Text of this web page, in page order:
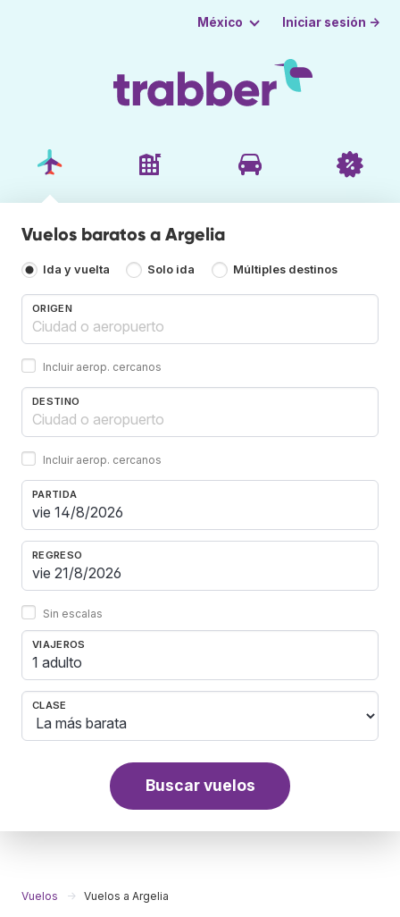
México Iniciar sesión →
Vuelos baratos a Argelia
Ida y vuelta Solo ida Múltiples destinos
ORIGEN
Incluir aerop. cercanos
DESTINO
Incluir aerop. cercanos
PARTIDA
REGRESO
Sin escalas
VIAJEROS
1 adulto
CLASE
Buscar vuelos
Vuelos Vuelos a Argelia